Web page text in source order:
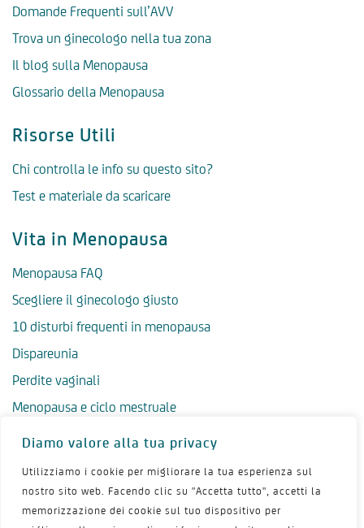
Diamo valore alla tua privacy
Utilizziamo i cookie per migliorare la tua esperienza sul
nostro sito web. Facendo clic su "Accetta tutto", accetti la
memorizzazione dei cookie sul tuo dispositivo per
Domande Frequenti sull’AVV
Trova un ginecologo nella tua zona
Il blog sulla Menopausa
Glossario della Menopausa
Risorse Utili
Chi controlla le info su questo sito?
Test e materiale da scaricare
Vita in Menopausa
Menopausa FAQ
Scegliere il ginecologo giusto
10 disturbi frequenti in menopausa
Dispareunia
Perdite vaginali
Menopausa e ciclo mestruale
Menopausa precoce
Salute psicologica in menopausa
Igiene intima in menopausa